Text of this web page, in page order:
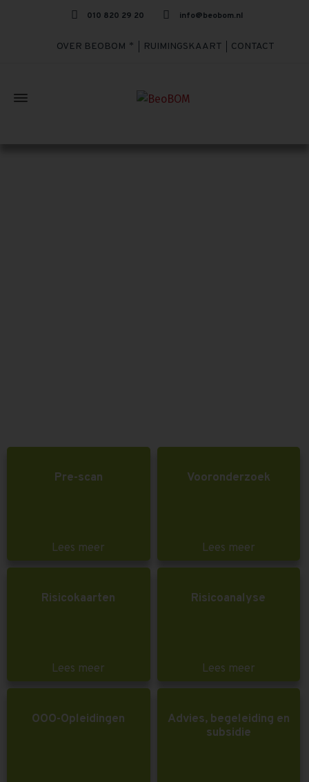
010 820 29 20 info@beobom.nl
OVER BEOBOM RUIMINGSKAART CONTACT
Pre-scan
Lees meer
Vooronderzoek
Lees meer
Risicokaarten
Lees meer
Risicoanalyse
Lees meer
OOO-Opleidingen
Advies, begeleiding en
subsidie